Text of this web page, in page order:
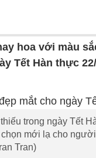
hoa với màu
Tết Hàn thực
trong ngày Tết
mới lạ cho
Tran)